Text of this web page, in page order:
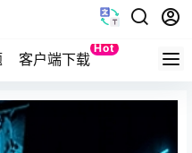
客户端下载
Hot
Quest